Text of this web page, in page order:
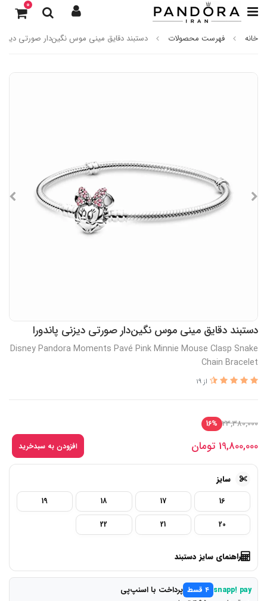
0
خانه فهرست محصولات دستبند دقایق مینی موس نگین‌دار صورتی دیزنی
دستبند دقایق مینی موس نگین‌دار صورتی دیزنی پاندورا
Disney Pandora Moments Pavé Pink Minnie Mouse Clasp Snake
Chain Bracelet
از 19
23,380,000
16%
19,800,000 تومان افزودن به سبدخرید
سایز
16
17
18
19
20
21
22
راهنمای سایز دستبند
snapp! pay ۴ قسط پرداخت با اسنپ‌پی